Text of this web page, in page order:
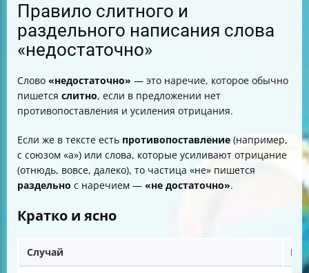
Правило слитного и
раздельного написания слова
«недостаточно»
Слово «недостаточно» — это наречие, которое обычно
пишется слитно, если в предложении нет
противопоставления и усиления отрицания.
Если же в тексте есть противопоставление (например,
с союзом «а») или слова, которые усиливают отрицание
(отнюдь, вовсе, далеко), то частица «не» пишется
раздельно с наречием — «не достаточно».
Кратко и ясно
Случай